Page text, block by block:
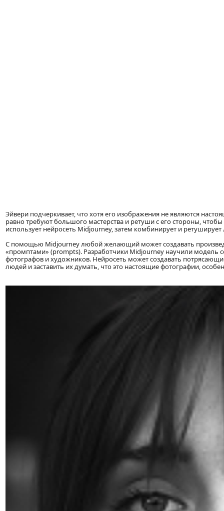
Эйвери подчеркивает, что хотя его изображения не являются
равно требуют большого мастерства и ретуши с его стороны,
использует нейросеть Midjourney, затем комбинирует и
С помощью Midjourney любой желающий может создавать
«промптами» (prompts). Разработчики Midjourney научили модель
фотографов и художников. Нейросеть может создавать
людей и заставить их думать, что это настоящие фотографии,